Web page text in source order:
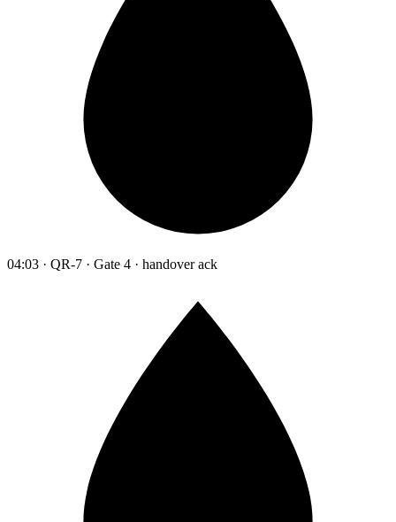
04:03 · QR-7 · Gate 4 · handover ack